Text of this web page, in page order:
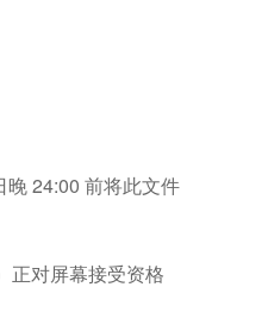
24:00 前将此文件
正对屏幕接受资格